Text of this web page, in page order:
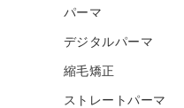
パーマ
デジタルパーマ
縮毛矯正
ストレートパーマ